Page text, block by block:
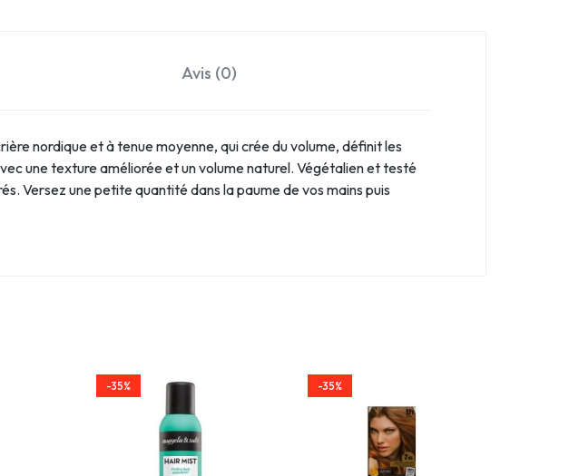
Avis (0)
nordique et à tenue moyenne, qui crée du volume, définit les
une texture améliorée et un volume naturel. Végétalien et testé
Versez une petite quantité dans la paume de vos mains puis
-35% -35%